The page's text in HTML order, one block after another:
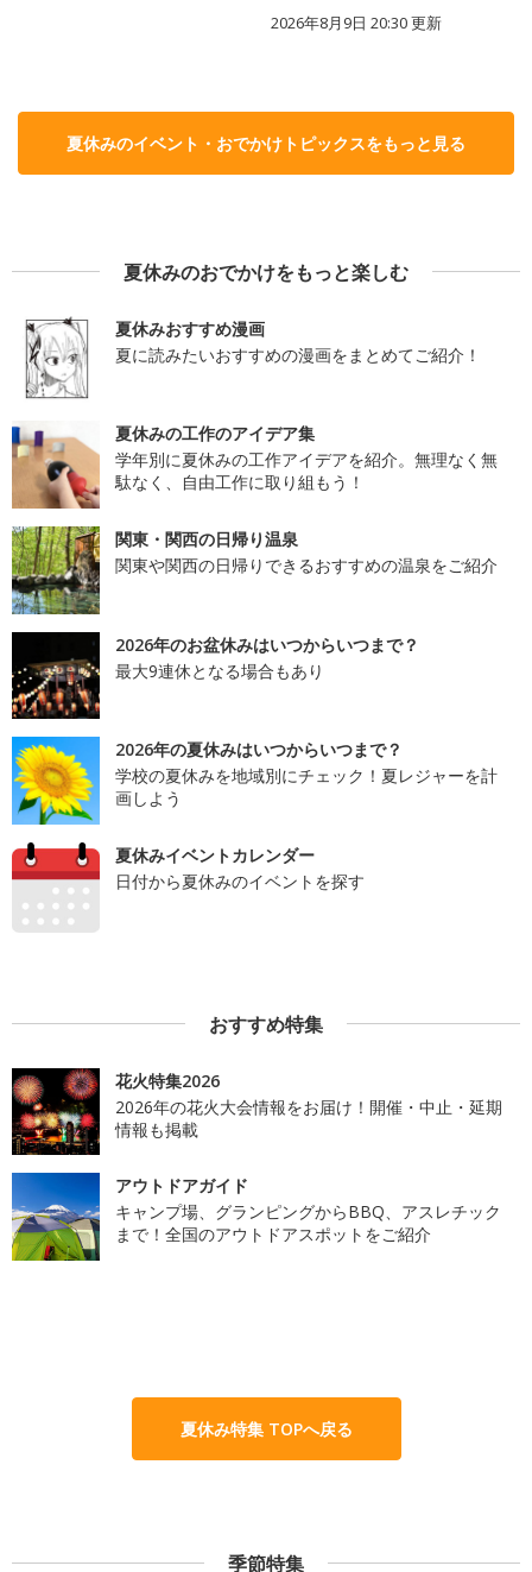
2026年8月9日 20:30更新
夏休みのイベント・おでかけトピックスをもっと見る
夏休みのおでかけをもっと楽しむ
夏休みおすすめ漫画
夏に読みたいおすすめの漫画をまとめてご紹介！
夏休みの工作のアイデア集
学年別に夏休みの工作アイデアを紹介。無理なく無
駄なく、自由工作に取り組もう！
関東・関西の日帰り温泉
関東や関西の日帰りできるおすすめの温泉をご紹介
2026年のお盆休みはいつからいつまで？
最大9連休となる場合もあり
2026年の夏休みはいつからいつまで？
学校の夏休みを地域別にチェック！夏レジャーを計
画しよう
夏休みイベントカレンダー
日付から夏休みのイベントを探す
おすすめ特集
花火特集2026
2026年の花火大会情報をお届け！開催・中止・延期
情報も掲載
アウトドアガイド
キャンプ場、グランピングからBBQ、アスレチック
まで！全国のアウトドアスポットをご紹介
夏休み特集 TOPへ戻る
季節特集